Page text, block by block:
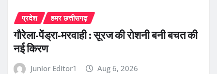
प्रदेश हमर छत्तीसगढ़
गौरेला-पेंड्रा-मरवाही : सूरज की रोशनी बनी बचत की
नई किरण
Junior Editor1 Aug 6, 2026